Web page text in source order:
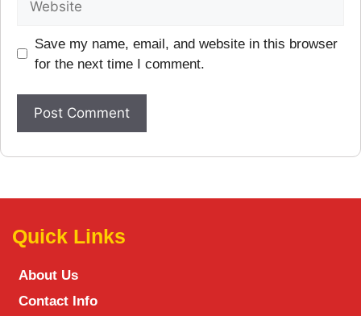
Save my name, email, and website in this browser
for the next time I comment.
Quick Links
About Us
Contact Info